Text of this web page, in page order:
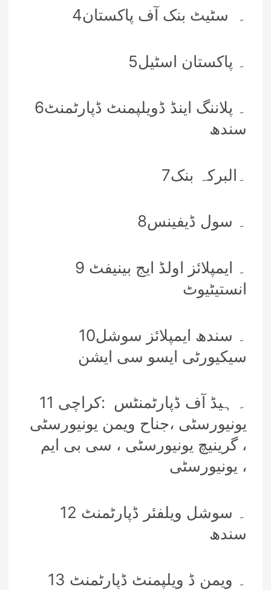
4۔ سٹیٹ بنک آف پاکستان
5۔ پاکستان اسٹیل
6۔ پلاننگ اینڈ ڈویلپمنٹ ڈپارٹمنٹ
سندھ
7۔البرکہ بنک
8۔ سول ڈیفینس
9 ۔ ایمپلائز اولڈ ایج بینیفٹ
انستیٹیوٹ
10۔ سندھ ایمپلائز سوشل
سیکیورٹی ایسو سی ایشن
11۔ ہیڈ آف ڈپارٹمنٹس :کراچی
یونیورسٹی ،جناح ویمن یونیورسٹی
، گرینیچ یونیورسٹی ، سی بی ایم
یونیورسٹی ،
12 ۔ سوشل ویلفئر ڈپارٹمنٹ
سندھ
13 ۔ ویمن ڈ ویلپمنٹ ڈپارٹمنٹ